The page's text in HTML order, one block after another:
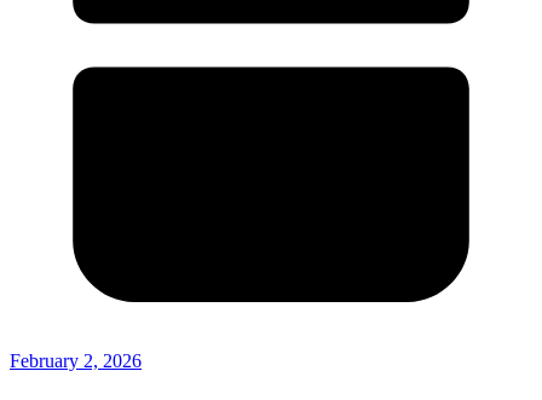
February 2, 2026